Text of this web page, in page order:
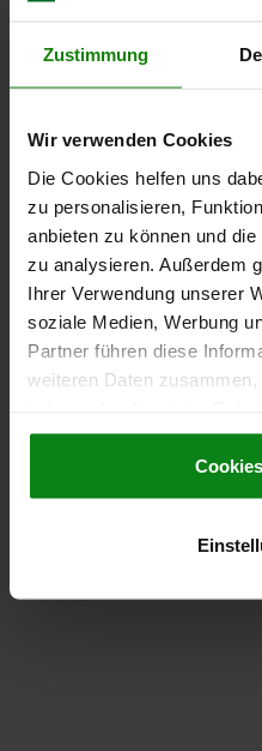
Zustimmung
Wir verwenden Cookies
Die Cookies helfen uns
zu personalisieren,
anbieten zu können und
zu analysieren. Außerdem
Ihrer Verwendung unserer
soziale Medien, Werbung
Partner führen diese
weiteren Daten
gesammelt haben.Cookie
Datenschutz
Other
02404
Fastening set for T-slot for
plus sales tax